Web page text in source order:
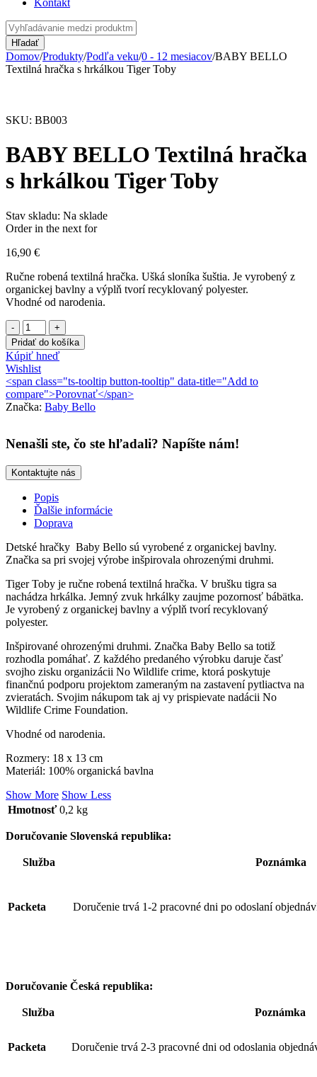
Kontakt
Domov/Produkty/Podľa veku/0 - 12 mesiacov/BABY BELLO
Textilná hračka s hrkálkou Tiger Toby
SKU: BB003
BABY BELLO Textilná hračka
s hrkálkou Tiger Toby
Stav skladu: Na sklade
Order in the next for
16,90 €
Ručne robená textilná hračka. Ušká sloníka šuštia. Je vyrobený z
organickej bavlny a výplň tvorí recyklovaný polyester.
Vhodné od narodenia.
množstvo
BABY
BELLO
Textilná
hračka
s
hrkálkou
Tiger
Pridať do košíka
Kúpiť hneď
Wishlist
<span class="ts-tooltip button-tooltip" data-title="Add to
compare">Porovnať</span>
Značka: Baby Bello
Nenašli ste, čo ste hľadali? Napíšte nám!
Kontaktujte nás
Popis
Ďalšie informácie
Doprava
Detské hračky Baby Bello sú vyrobené z organickej bavlny.
Značka sa pri svojej výrobe inšpirovala ohrozenými druhmi.
Tiger Toby je ručne robená textilná hračka. V brušku tigra sa
nachádza hrkálka. Jemný zvuk hrkálky zaujme pozornosť bábätka.
Je vyrobený z organickej bavlny a výplň tvorí recyklovaný
polyester.
Inšpirované ohrozenými druhmi. Značka Baby Bello sa totiž
rozhodla pomáhať. Z každého predaného výrobku daruje časť
svojho zisku organizácii No Wildlife crime, ktorá poskytuje
finančnú podporu projektom zameraným na zastavení pytliactva na
zvieratách. Svojim nákupom tak aj vy prispievate nadácii No
Wildlife Crime Foundation.
Vhodné od narodenia.
Rozmery: 18 x 13 cm
Materiál: 100% organická bavlna
Show More Show Less
Hmotnosť 0,2 kg
Doručovanie Slovenská republika:
Služba Poznámka
Packeta Doručenie trvá 1-2 pracovné dni po odoslaní
Doručovanie Česká republika:
Služba Poznámka
Packeta Doručenie trvá 2-3 pracovné dni od odoslania